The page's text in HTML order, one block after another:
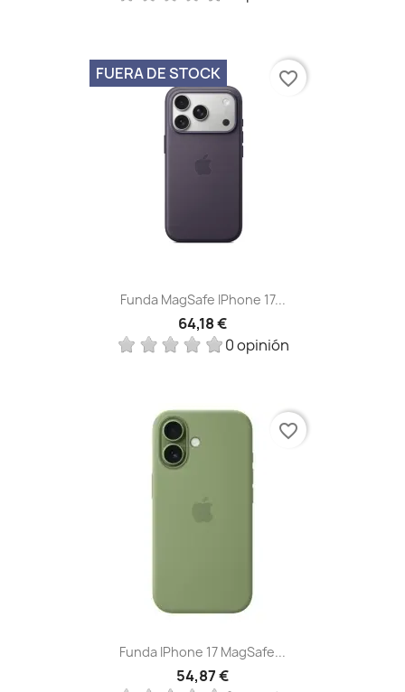
Funda MagSafe IPhone 17...
64,18 €
0 opinión
FUERA DE STOCK favorite_border
Funda IPhone 17 MagSafe...
54,87 €
favorite_border